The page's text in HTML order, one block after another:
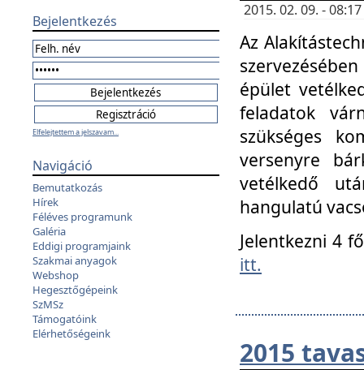
Bejelentkezés
Elfelejtettem a jelszavam...
Navigáció
Bemutatkozás
Hírek
Féléves programunk
Galéria
Eddigi programjaink
Szakmai anyagok
Webshop
Hegesztőgépeink
SzMSz
Támogatóink
Elérhetőségeink
2015. 02. 09. -
Az
épület
feladatok
szükséges
versenyre
vetélkedő
hangulatú
Jelentkezni 4
itt.
2015